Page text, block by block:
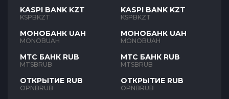
KASPI BANK KZT
KSPBKZT
МОНОБАНК UAH
MONOBUAH
МТС БАНК RUB
MTSBRUB
ОТКРЫТИЕ RUB
OPNBRUB
KASPI BANK KZT
KSPBKZT
МОНОБАНК UAH
MONOBUAH
МТС БАНК RUB
MTSBRUB
ОТКРЫТИЕ RUB
OPNBRUB